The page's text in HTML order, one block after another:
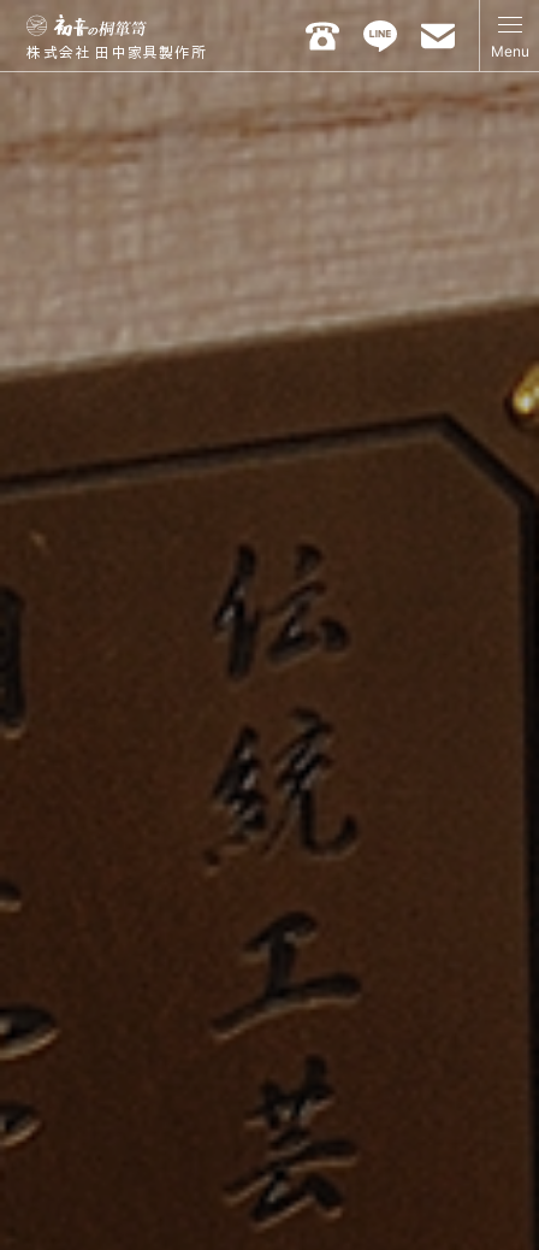
株式会社 田中家具製作所 Menu